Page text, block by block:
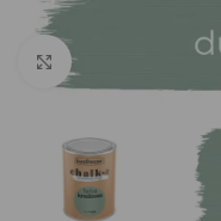
Click to enlarge